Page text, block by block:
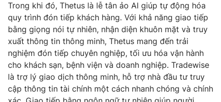
Tổng Biên tập:Vũ Thanh Thủy
Phó Tổng Biên tập:Nguyễn Thị Mỹ Hạnh, Phạm Quốc Thắng,
Nguyễn Trọng Ninh
Tổng đài VTV:024.38 355 931 - 024.38 355 932
Ðiện thoại Thời báo VTV:
024.66 897 897
Email: toasoan@vtv.vn
Liên hệ quảng cáo: 024-7300.7108
Trong khi đó, Thetus là lễ tân ảo AI giúp tự động hóa
quy trình đón tiếp khách hàng. Với khả năng giao tiếp
bằng giọng nói tự nhiên, nhận diện khuôn mặt và truy
xuất thông tin thông minh, Thetus mang đến trải
nghiệm đón tiếp chuyên nghiệp, tối ưu hóa vận hành
cho khách sạn, bệnh viện và doanh nghiệp. Tradewise
là trợ lý giao dịch thông minh, hỗ trợ nhà đầu tư truy
cập thông tin tài chính một cách nhanh chóng và chính